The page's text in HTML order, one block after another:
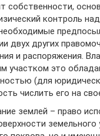
собственности,
контроль
двух других
и распоряжения.
участком это
(для
числить его на
землей – право
земельного